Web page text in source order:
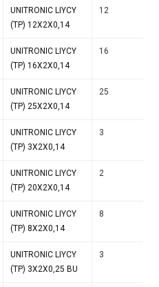
UNITRONIC LIYCY
(TP) 12X2X0,14
12
UNITRONIC LIYCY
(TP) 16X2X0,14
16
UNITRONIC LIYCY
(TP) 25X2X0,14
25
UNITRONIC LIYCY
(TP) 3X2X0,14
3
UNITRONIC LIYCY
(TP) 20X2X0,14
2
UNITRONIC LIYCY
(TP) 8X2X0,14
8
UNITRONIC LIYCY
(TP) 3X2X0,25 BU
3